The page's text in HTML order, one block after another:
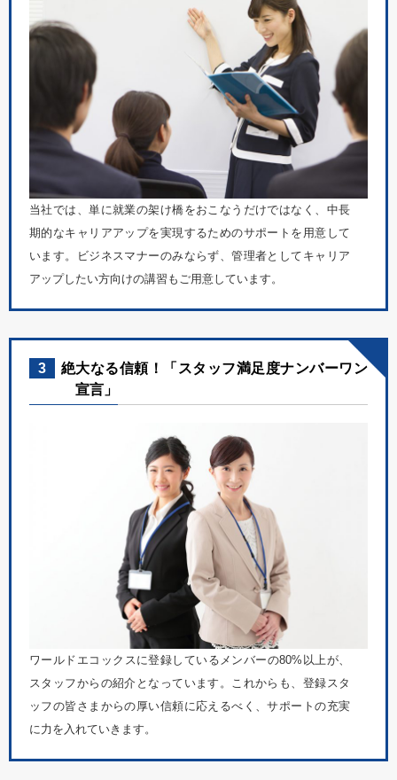
当社では、単に就業の架け橋をおこなうだけではなく、中長
期的なキャリアアップを実現するためのサポートを用意して
います。ビジネスマナーのみならず、管理者としてキャリア
アップしたい方向けの講習もご用意しています。
3
絶大なる信頼！「スタッフ満足度ナンバーワン
宣言」
ワールドエコックスに登録しているメンバーの80%以上が、
スタッフからの紹介となっています。これからも、登録スタ
ッフの皆さまからの厚い信頼に応えるべく、サポートの充実
に力を入れていきます。